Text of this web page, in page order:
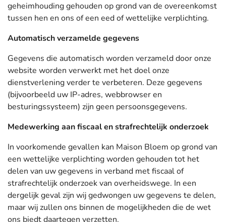
geheimhouding gehouden op grond van de overeenkomst
tussen hen en ons of een eed of wettelijke verplichting.
Automatisch verzamelde gegevens
Gegevens die automatisch worden verzameld door onze
website worden verwerkt met het doel onze
dienstverlening verder te verbeteren. Deze gegevens
(bijvoorbeeld uw IP-adres, webbrowser en
besturingssysteem) zijn geen persoonsgegevens.
Medewerking aan fiscaal en strafrechtelijk onderzoek
In voorkomende gevallen kan Maison Bloem op grond van
een wettelijke verplichting worden gehouden tot het
delen van uw gegevens in verband met fiscaal of
strafrechtelijk onderzoek van overheidswege. In een
dergelijk geval zijn wij gedwongen uw gegevens te delen,
maar wij zullen ons binnen de mogelijkheden die de wet
ons biedt daartegen verzetten.